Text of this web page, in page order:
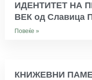
ИДЕНТИТЕТ НА
ВЕК од Славица
Повеќе »
КНИЖЕВНИ